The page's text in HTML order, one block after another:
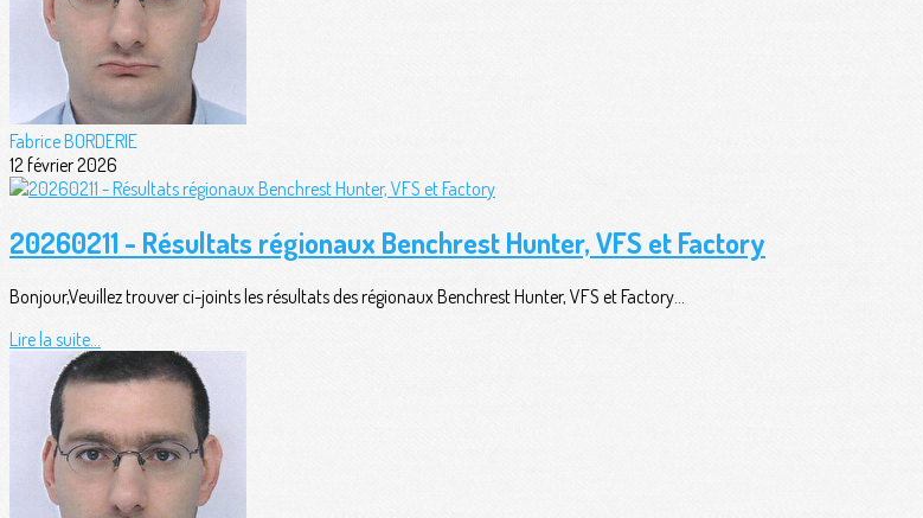
Fabrice BORDERIE
12 février 2026
20260211 - Résultats régionaux Benchrest Hunter, VFS et Factory
Bonjour,Veuillez trouver ci-joints les résultats des régionaux Benchrest Hunter, VFS et Factory...
Lire la suite...